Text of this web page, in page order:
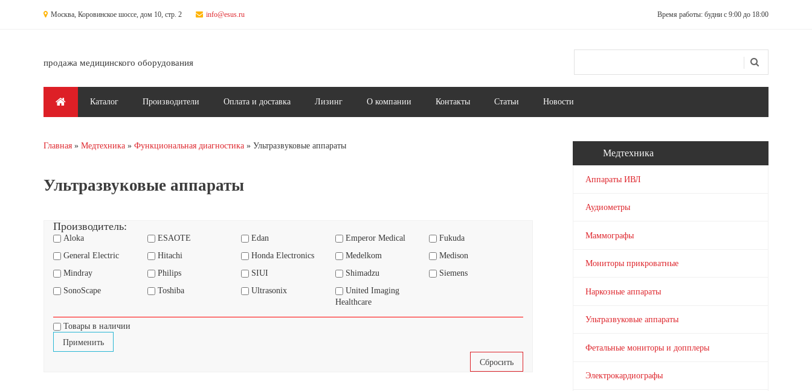
Москва, Коровинское шоссе, дом 10, стр. 2 info@esus.ru Время работы: будни с 9:00 до 18:00
продажа медицинского оборудования
Главное менюКаталог Производители Оплата и доставка Лизинг О компании Контакты Статьи Новости
Вы здесь
Главная Медтехника Функциональная диагностика Ультразвуковые аппараты
Ультразвуковые аппараты
Производитель:
Aloka ESAOTE Edan Emperor Medical
Fukuda
General Electric
Hitachi Honda Electronics Medelkom
Medison
Mindray
Philips SIUI Shimadzu
Siemens
SonoScape
Toshiba Ultrasonix
United Imaging
Healthcare
Товары в наличии
Медтехника
Аппараты ИВЛ
Аудиометры
Маммографы
Мониторы прикроватные
Наркозные аппараты
Ультразвуковые аппараты
Фетальные мониторы и допплеры
Электрокардиографы